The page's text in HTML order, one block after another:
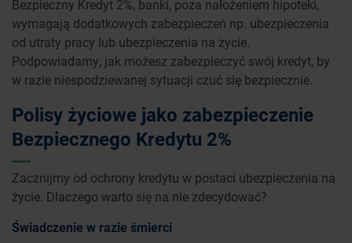
Bezpieczny Kredyt 2%, banki, poza nałożeniem hipoteki,
wymagają dodatkowych zabezpieczeń np. ubezpieczenia
od utraty pracy lub ubezpieczenia na życie.
Podpowiadamy, jak możesz zabezpieczyć swój kredyt, by
w razie niespodziewanej sytuacji czuć się bezpiecznie.
Polisy życiowe jako zabezpieczenie
Bezpiecznego Kredytu 2%
Zacznijmy od ochrony kredytu w postaci ubezpieczenia na
życie. Dlaczego warto się na nie zdecydować?
Świadczenie w razie śmierci